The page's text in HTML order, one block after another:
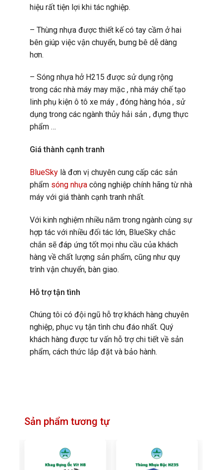
hiệu rất tiện lợi khi tác nghiệp.
– Thùng nhựa được thiết kế có tay cầm ở hai
bên giúp việc vận chuyển, bưng bê dễ dàng
hơn.
– Sóng nhựa hở H215 được sử dụng rộng
trong các nhà máy may mặc , nhà máy chế tạo
linh phụ kiện ô tô xe máy , đóng hàng hóa , sử
dụng trong các ngành thủy hải sản , đựng thực
phẩm …
Giá thành cạnh tranh
BlueSky là đơn vị chuyên cung cấp các sản
phẩm sóng nhựa công nghiệp chính hãng từ nhà
máy với giá thành cạnh tranh nhất.
Với kinh nghiệm nhiều năm trong ngành cùng sự
hợp tác với nhiều đối tác lớn, BlueSky chắc
chắn sẽ đáp ứng tốt mọi nhu cầu của khách
hàng về chất lượng sản phẩm, cũng như quy
trình vận chuyển, bàn giao.
Hỗ trợ tận tình
Chúng tôi có đội ngũ hỗ trợ khách hàng chuyên
nghiệp, phục vụ tận tình chu đáo nhất. Quý
khách hàng được tư vấn hỗ trợ chi tiết về sản
phẩm, cách thức lắp đặt và bảo hành.
Sản phẩm tương tự